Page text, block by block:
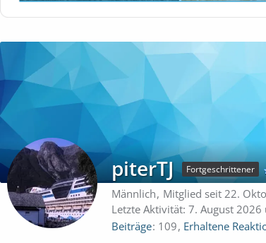
piterTJ Fortgeschrittener
Männlich Mitglied seit 22.
Letzte Aktivität: 7. August 2026
Beiträge 109 Erhaltene